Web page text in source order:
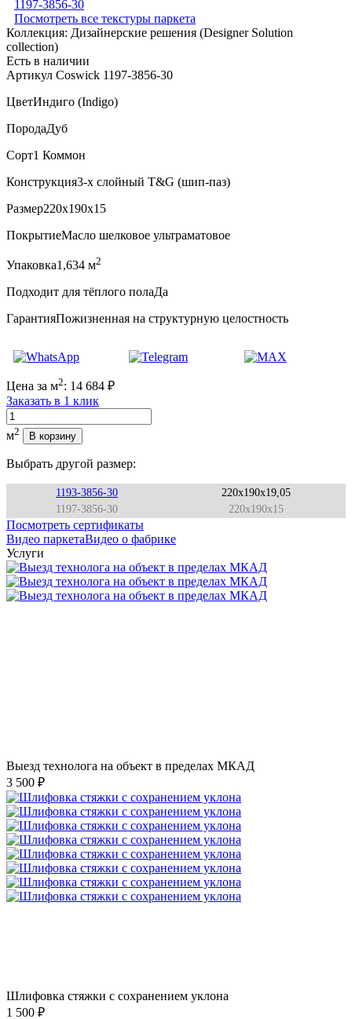
Посмотреть все текстуры паркета
Коллекция: Дизайнерские решения (Designer Solution
collection)
Есть в наличии
Артикул Coswick 1197-3856-30
ЦветИндиго (Indigo)
ПородаДуб
Сорт1 Коммон
Конструкция3-х слойный T&G (шип-паз)
Размер220x190x15
ПокрытиеМасло шелковое ультраматовое
Упаковка1,634 м2
Подходит для тёплого полаДа
ГарантияПожизненная на структурную целостность
Цена за м2: 14 684 ₽
Заказать в 1 клик
Количество
м2 В корзину
Выбрать другой размер:
1193-3856-30
220x190x19,05
1197-3856-30
220x190x15
Посмотреть сертификаты
Видео паркетаВидео о фабрике
Услуги
Выезд технолога на объект в пределах МКАД
3 500 ₽
Шлифовка стяжки с сохранением уклона
1 500 ₽